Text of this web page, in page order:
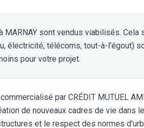
sont vendus viabilisés. Cela
électricité, télécoms, tout-à-l'égout)
pour votre projet.
par CRÉDIT MUTUEL
de nouveaux cadres de vie dans
et le respect des normes